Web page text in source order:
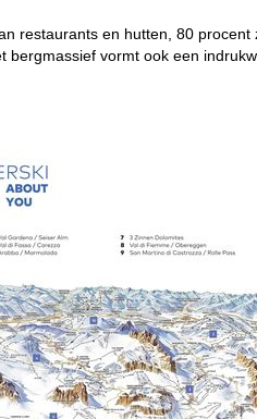
Advies
restaurants en hutten, 80
vormt ook een